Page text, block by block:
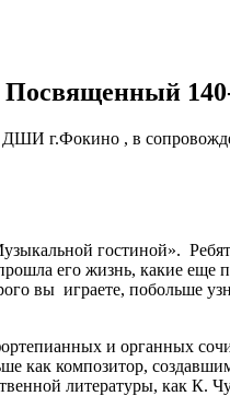
г.Фокино , в
гостиной».
его жизнь, какие
вы играете, побольше
и органных
как композитор,
литературы, как